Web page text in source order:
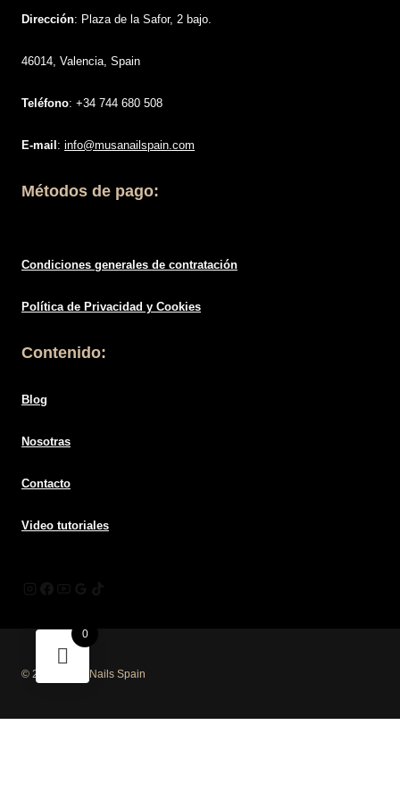
Dirección: Plaza de la Safor, 2 bajo.
46014, Valencia, Spain
Teléfono: +34 744 680 508
E-mail : info@musanailspain.com
Métodos de pago:
Condiciones generales de contratación
Política de Privacidad y Cookies
Contenido:
Blog
Nosotras
Contacto
Video tutoriales
© 2026 Mūsa Nails Spain
0